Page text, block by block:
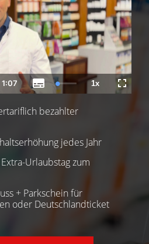
Duration
1:07 SubtitlesLoaded
1.37%
1xPlayback
Rate
bezahlter
jedes Jahr
Urlaubstag zum
+ Parkschein für
oder Deutschlandticket